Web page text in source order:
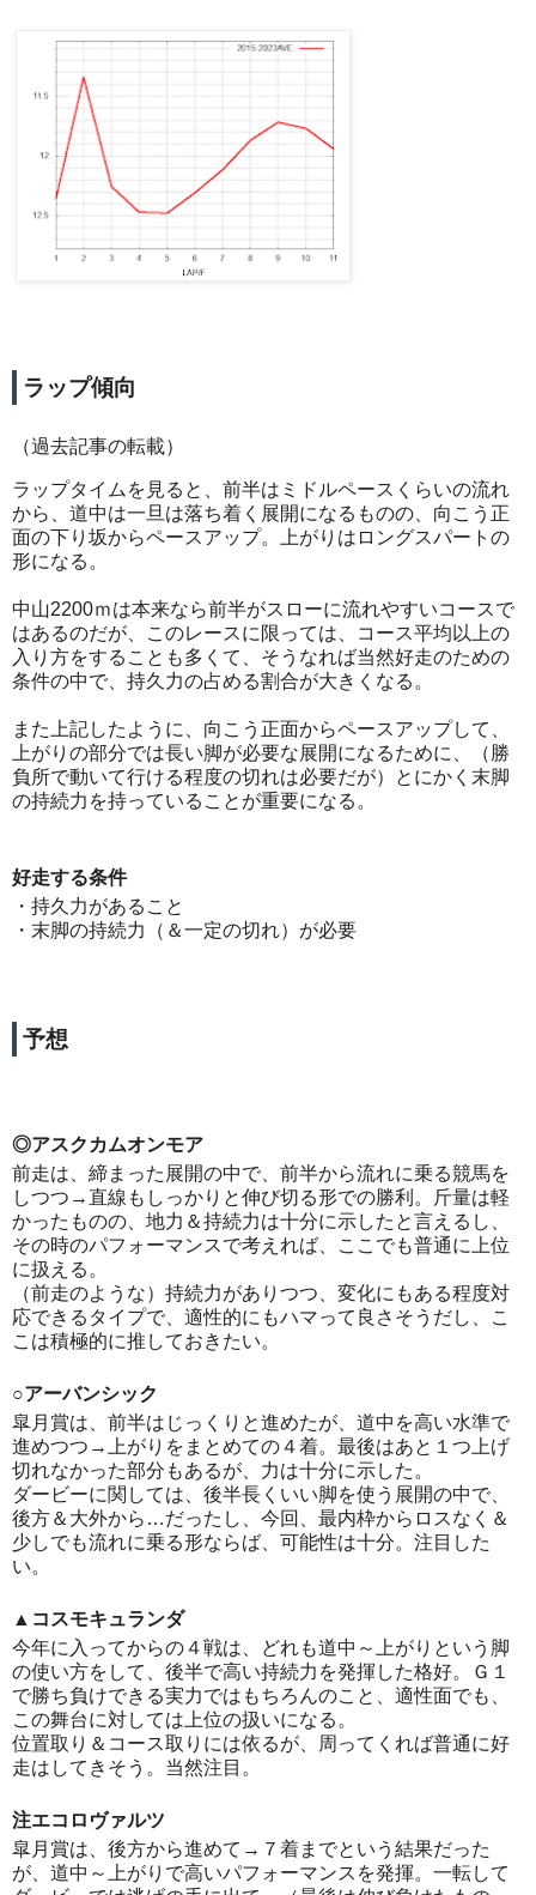
ラップ傾向
（過去記事の転載）
ラップタイムを見ると、前半はミドルペースくらいの流れ
から、道中は一旦は落ち着く展開になるものの、向こう正
面の下り坂からペースアップ。上がりはロングスパートの
形になる。
中山2200ｍは本来なら前半がスローに流れやすいコースで
はあるのだが、このレースに限っては、コース平均以上の
入り方をすることも多くて、そうなれば当然好走のための
条件の中で、持久力の占める割合が大きくなる。
また上記したように、向こう正面からペースアップして、
上がりの部分では長い脚が必要な展開になるために、（勝
負所で動いて行ける程度の切れは必要だが）とにかく末脚
の持続力を持っていることが重要になる。
好走する条件
・持久力があること
・末脚の持続力（＆一定の切れ）が必要
予想
◎アスクカムオンモア
前走は、締まった展開の中で、前半から流れに乗る競馬を
しつつ→直線もしっかりと伸び切る形での勝利。斤量は軽
かったものの、地力＆持続力は十分に示したと言えるし、
その時のパフォーマンスで考えれば、ここでも普通に上位
に扱える。
（前走のような）持続力がありつつ、変化にもある程度対
応できるタイプで、適性的にもハマって良さそうだし、こ
こは積極的に推しておきたい。
○アーバンシック
皐月賞は、前半はじっくりと進めたが、道中を高い水準で
進めつつ→上がりをまとめての４着。最後はあと１つ上げ
切れなかった部分もあるが、力は十分に示した。
ダービーに関しては、後半長くいい脚を使う展開の中で、
後方＆大外から…だったし、今回、最内枠からロスなく＆
少しでも流れに乗る形ならば、可能性は十分。注目した
い。
▲コスモキュランダ
今年に入ってからの４戦は、どれも道中～上がりという脚
の使い方をして、後半で高い持続力を発揮した格好。Ｇ１
で勝ち負けできる実力ではもちろんのこと、適性面でも、
この舞台に対しては上位の扱いになる。
位置取り＆コース取りには依るが、周ってくれば普通に好
走はしてきそう。当然注目。
注エコロヴァルツ
皐月賞は、後方から進めて→７着までという結果だった
が、道中～上がりで高いパフォーマンスを発揮。一転して